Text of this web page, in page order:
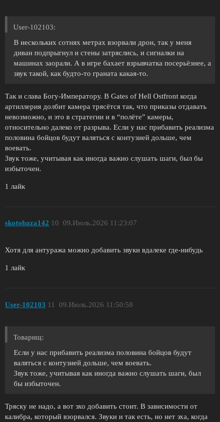
User-102103:
В нескольких сотнях метрах взорвали дрон, так у меня
диван подпрыгнул и стены затряслись, и сигналки на
машинах заорали. А в игре бахает взрывчатка посерьёзнее, а
звук такой, как будто-то граната какая-то.
Так и слава Богу-Императору. В Gates of Hell Ostfront когда
артиллерия долбит камера трясётся так, что приказы отдавать
невозможно, и это в стратегии и в “полёте” камеры,
относительно далеко от разрыва. Если у нас прибавить реализма
половина бойцов будут валяться с контузией дольше, чем
воевать.
Звук тоже, учитывая как иногда важно слушать шаги, был бы
избыточен.
1 лайк
skotobaza142 09.Июль.2026 11:23:07
10
Хотя для антуража можно добавить звуки вдалеке где-нибудь
1 лайк
User-102103 09.Июль.2026 11:50:58
11
Toварищ:
Если у нас прибавить реализма половина бойцов будут
валяться с контузией дольше, чем воевать.
Звук тоже, учитывая как иногда важно слушать шаги, был
бы избыточен.
Тряску не надо, а вот эхо добавить стоит. В зависимости от
калибра, который взорвался. Звуки и так есть, но нет эха, когда